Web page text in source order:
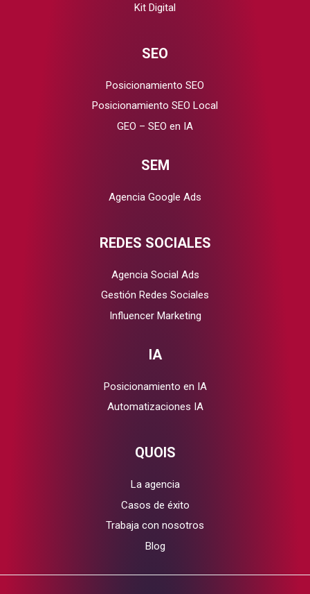
Kit Digital
SEO
Posicionamiento SEO
Posicionamiento SEO Local
GEO – SEO en IA
SEM
Agencia Google Ads
REDES SOCIALES
Agencia Social Ads
Gestión Redes Sociales
Influencer Marketing
IA
Posicionamiento en IA
Automatizaciones IA
QUOIS
La agencia
Casos de éxito
Trabaja con nosotros
Blog